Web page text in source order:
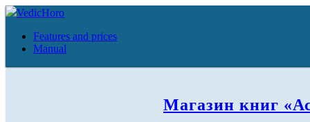
VedicHoro
Features and prices
Manual
Магазин книг